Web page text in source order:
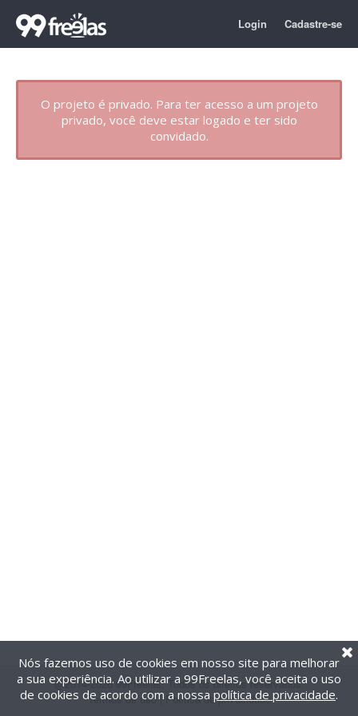
Login Cadastre-se
O projeto é privado. Para ter acesso a um projeto
privado, você deve estar logado e ter sido
convidado.
@2014-2026 99Freelas. Todos os direitos reservados.
Termos de uso| Política de privacidade
Nós fazemos uso de cookies em nosso site para melhorar
a sua experiência. Ao utilizar a 99Freelas, você aceita o uso
de cookies de acordo com a nossa política de privacidade.